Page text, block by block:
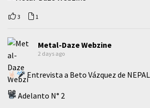
3 1
Metal-Daze Webzine
2 days ago
Entrevista a Beto Vázquez de NEPAL
Adelanto N° 2